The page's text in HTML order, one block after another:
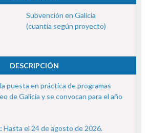
Subvención en Galicia
(cuantía según proyecto)
DESCRIPCIÓN
puesta en práctica de programas
de Galicia y se convocan para el año
Hasta el 24 de agosto de 2026.